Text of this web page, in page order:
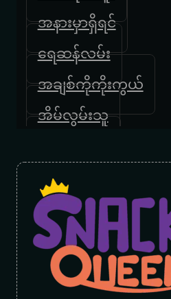
အနားမှာရှိရင်
ရေဆန်လမ်း
အချစ်ကိုကိုးကွယ်
အိမ်လွမ်းသူ
ဟိုတစ်ချိန်ကနှင်းဆီ
မေ့မှာပါ
နှလုံးသားတစ်စုံရဲ့ ဆန္ဒ
အမှိုက်